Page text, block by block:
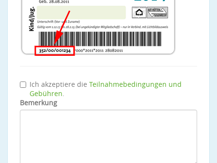
Ich akzeptiere die Teilnahmebedingungen und
Gebühren.
Bemerkung